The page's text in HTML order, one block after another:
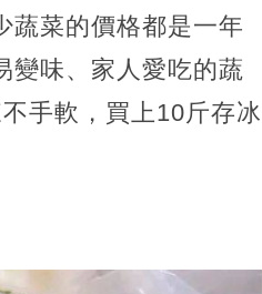
蔬菜的價格都是一年
變味、家人愛吃的蔬
手軟，買上10斤存冰